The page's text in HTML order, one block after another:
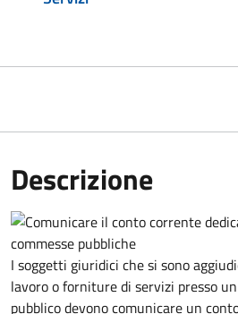
Descrizione
I soggetti giuridici che si sono
lavoro o forniture di servizi presso
pubblico devono comunicare un